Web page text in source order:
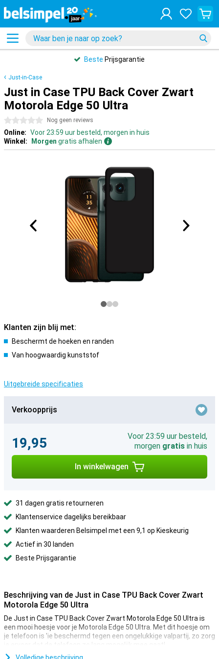
Beste Prijsgarantie
Just-in-Case
Just in Case TPU Back Cover Zwart
Motorola Edge 50 Ultra
0 sterren Nog geen reviews
Online: Voor 23:59 uur besteld, morgen in huis
Winkel:
Morgen gratis afhalen
Klanten zijn blij met:
Beschermt de hoeken en randen
Van hoogwaardig kunststof
Uitgebreide specificaties
Verkoopprijs
19,95
Voor 23:59 uur besteld,
morgen gratis in huis
In winkelwagen
31 dagen gratis retourneren
Klantenservice dagelijks bereikbaar
Klanten waarderen Belsimpel met een 9,1 op Kieskeurig
Actief in 30 landen
Beste Prijsgarantie
Beschrijving van de Just in Case TPU Back Cover Zwart
Motorola Edge 50 Ultra
De Just in Case TPU Back Cover Zwart Motorola Edge 50 Ultra is
een mooi hoesje voor je Motorola Edge 50 Ultra. Met dit hoesje om
je telefoon is 'ie beschermd tegen een ongelukkige valpartij, zo zorg
je ervoor dat de telefoon zo lang mogelijk mee gaat!